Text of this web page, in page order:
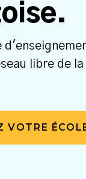
libre de
VOTRE